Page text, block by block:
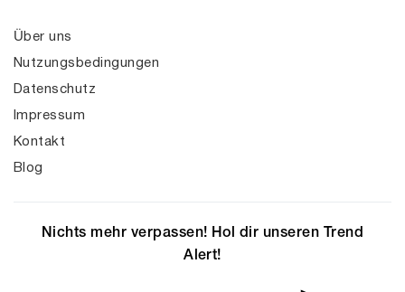
Über uns
Nutzungsbedingungen
Datenschutz
Impressum
Kontakt
Blog
Nichts mehr verpassen! Hol dir unseren Trend
Alert!